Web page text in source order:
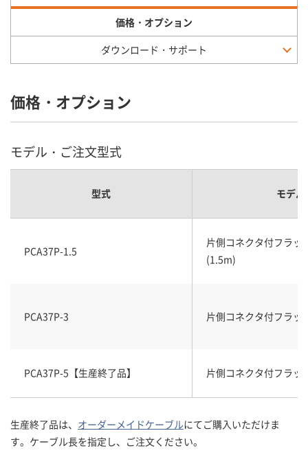
価格・オプション
ダウンロード・サポート
価格・オプション
モデル・ご注文型式
型式 モデル
PCA37P-1.5
片側コネクタ付フラッ
(1.5m)
PCA37P-3 片側コネクタ付フラッ
PCA37P-5【生産終了品】 片側コネクタ付フラッ
生産終了品は、 オーダーメイドケーブルにてご購入いただけま
す。ケーブル長を指定し、ご注文ください。